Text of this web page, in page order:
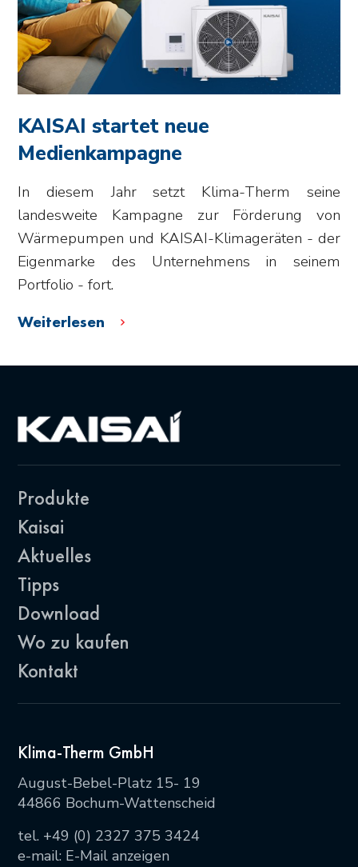
KAISAI startet neue
Medienkampagne
In diesem Jahr setzt Klima-Therm seine
landesweite Kampagne zur Förderung von
Wärmepumpen und KAISAI-Klimageräten - der
Eigenmarke des Unternehmens in seinem
Portfolio - fort.
Weiterlesen
Produkte
Kaisai
Aktuelles
Tipps
Download
Wo zu kaufen
Kontakt
Klima-Therm GmbH
August-Bebel-Platz 15- 19
44866 Bochum-Wattenscheid
tel. +49 (0) 2327 375 3424
e-mail: E-Mail anzeigen